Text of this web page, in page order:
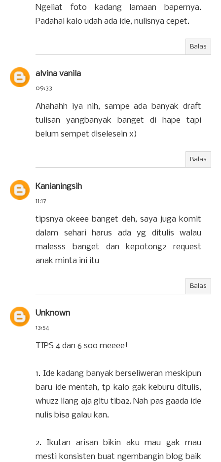
Ngeliat foto kadang lamaan bapernya.
Padahal kalo udah ada ide, nulisnya cepet.
Balas
alvina vanila
09:33
Ahahahh iya nih, sampe ada banyak draft
tulisan yangbanyak banget di hape tapi
belum sempet diselesein x)
Balas
Kanianingsih
11:17
tipsnya okeee banget deh, saya juga komit
dalam sehari harus ada yg ditulis walau
malesss banget dan kepotong2 request
anak minta ini itu
Balas
Unknown
13:54
TIPS 4 dan 6 soo meeee!
1. Ide kadang banyak berseliweran meskipun
baru ide mentah, tp kalo gak keburu ditulis,
whuzz ilang aja gitu tiba2. Nah pas gaada ide
nulis bisa galau kan.
2. Ikutan arisan bikin aku mau gak mau
mesti konsisten buat ngembangin blog baik